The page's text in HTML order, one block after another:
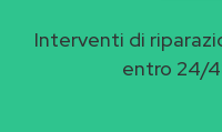
Interventi di
entro 24/